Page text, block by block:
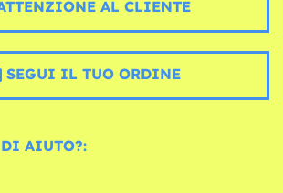
AL CLIENTE
SEGUI IL TUO ORDINE
AIUTO?: